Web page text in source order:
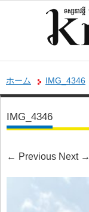
ホーム IMG_4346
IMG_4346
← Previous Next →